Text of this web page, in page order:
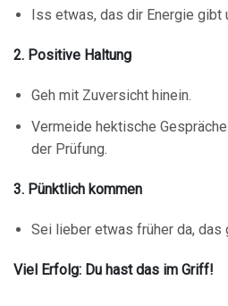
Iss etwas, das dir Energie gibt
2. Positive Haltung
Geh mit Zuversicht hinein.
Vermeide hektische
der Prüfung.
3. Pünktlich kommen
Sei lieber etwas früher da, das
Viel Erfolg: Du hast das im Griff!